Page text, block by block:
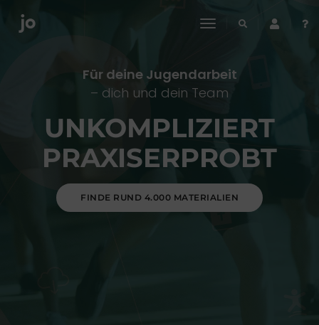
toggle
Für deine Jugendarbeit
– dich und dein Team
UNKOMPLIZIERT
PRAXISERPROBT
FINDE RUND 4.000 MATERIALIEN